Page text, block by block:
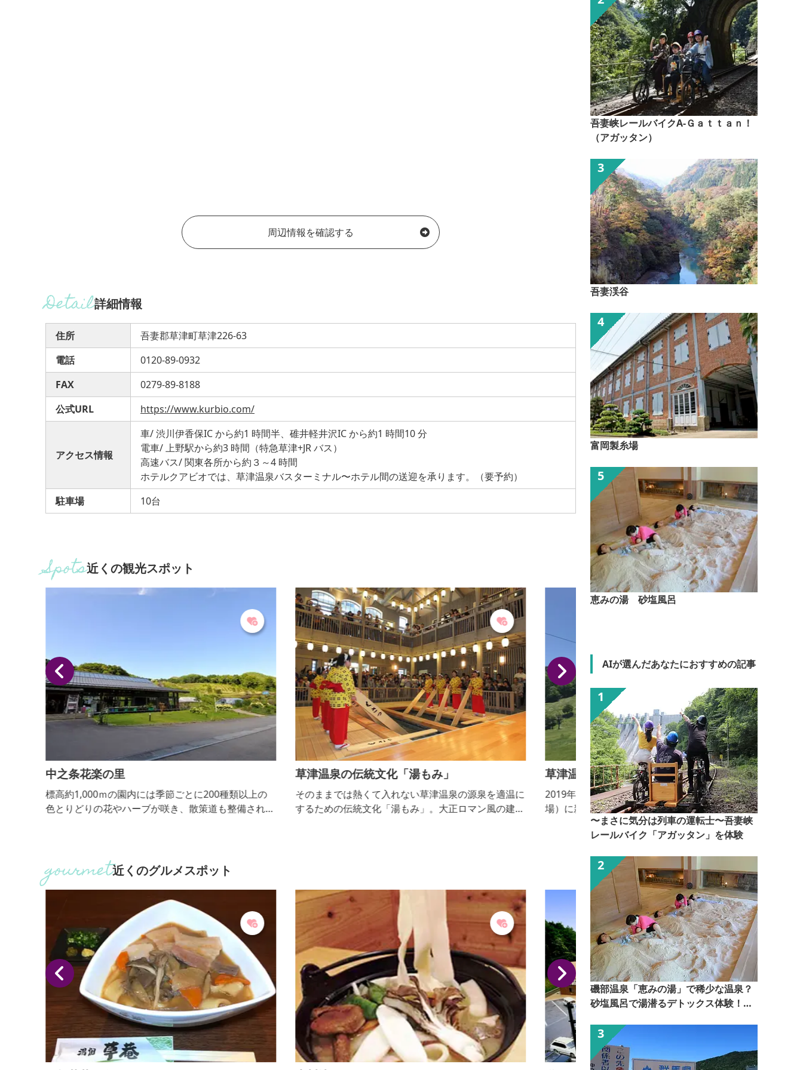
周辺情報を確認する
詳細情報
住所
吾妻郡草津町草津226-63
電話
0120-89-0932
FAX
0279-89-8188
公式URL
https://www.kurbio.com/
アクセス情報
車/ 渋川伊香保IC から約1 時間半、碓井軽井沢IC から約1 時間10 分
電車/ 上野駅から約3 時間（特急草津+JR バス）
高速バス/ 関東各所から約３～4 時間
ホテルクアビオでは、草津温泉バスターミナル〜ホテル間の送迎を承ります。（要予約）
駐車場
10台
近くの観光スポット
中之条花楽の里
標高約1,000ｍの園内には季節ごとに200種類以上の
色とりどりの花やハーブが咲き、散策道も整備されて
に関する商品も充実しています。
草津温泉の伝統文化「湯もみ」
そのままでは熱くて入れない草津温泉の源泉を適温に
するための伝統文化「湯もみ」。大正ロマン風の建物
草津温泉BanZip TENGU
2019年4月に、天狗山プレイゾーン（草津温泉スキー
場）に新アトラクションが誕生。全長約500ｍ、高低
差約108ｍを空中に架線したワイヤーロープを専用滑
車とハーネスを使い天狗山頂上より一気に滑空しま
近くのグルメスポット
吾妻峡レールバイクA-Ｇａｔｔａｎ！
（アガッタン）
吾妻渓谷
富岡製糸場
恵みの湯 砂塩風呂
AIが選んだあなたにおすすめの記事
〜まさに気分は列車の運転士〜吾妻峡
レールバイク「アガッタン」を体験
磯部温泉「恵みの湯」で稀少な温泉？
砂塩風呂で湯潜るデトックス体験！
者）】